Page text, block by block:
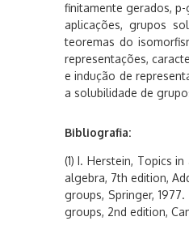
finitamente gerados,
aplicações, grupos
teoremas do
representações,
e indução de
a solubilidade de
Bibliografia:
(1) I. Herstein, Topics
algebra, 7th edition,
groups, Springer,
groups, 2nd edition,